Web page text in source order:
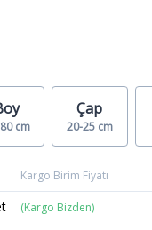
cm
Çap
20-25 cm
Kargo Birim Fiyatı
(Kargo Bizden)